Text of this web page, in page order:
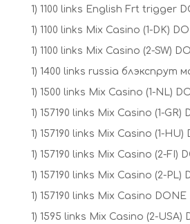
1) 1100 links English Frt trigger
1) 1100 links Mix Casino (1-DK)
1) 1100 links Mix Casino (2-SW)
1) 1400 links russia блэкспрут
1) 1500 links Mix Casino (1-NL)
1) 157190 links Mix Casino (1-GR)
1) 157190 links Mix Casino (1-HU)
1) 157190 links Mix Casino (2-FI)
1) 157190 links Mix Casino (2-PL)
1) 157190 links Mix Casino DONE
1) 1595 links Mix Casino (2-USA)